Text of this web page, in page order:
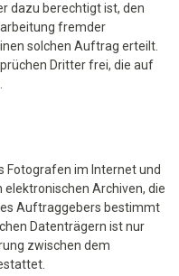
dazu berechtigt ist, den
fremder
solchen Auftrag erteilt.
Dritter frei, die auf
Fotografen im Internet und
elektronischen Archiven, die
Auftraggebers bestimmt
Datenträgern ist nur
zwischen dem